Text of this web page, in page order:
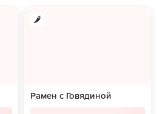
Рамен с Говядиной